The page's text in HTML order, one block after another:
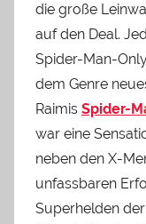
die große
auf den Deal.
Spider-Man-
dem Genre
Raimis Spider-
war eine
neben den X-
unfassbaren
Superhelden